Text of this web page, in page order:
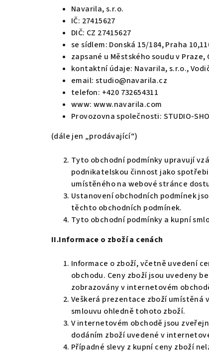
Navarila, s.r.o.
IČ: 27415627
DIČ: CZ 27415627
se sídlem: Donská 15/184, Praha
zapsané u Městského soudu v Praze,
kontaktní údaje: Navarila, s.r.o.,
email: studio@navarila.cz
telefon: +420 732654311
www: www.navarila.com
Provozovna společnosti: STUDIO-
(dále jen „prodávající“)
Tyto obchodní podmínky upravují
podnikatelskou činnost jako
umístěného na webové stránce
Ustanovení obchodních podmínek
těchto obchodních podmínek.
Tyto obchodní podmínky a kupní
II.Informace o zboží a cenách
Informace o zboží, včetně uvedení
obchodu. Ceny zboží jsou uvedeny
zobrazovány v internetovém
Veškerá prezentace zboží
smlouvu ohledně tohoto zboží.
V internetovém obchodě jsou
dodáním zboží uvedené v
Případné slevy z kupní ceny zboží